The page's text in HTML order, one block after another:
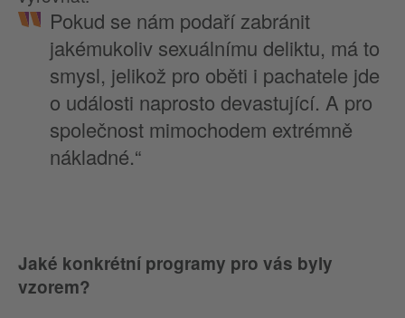
Pokud se nám podaří zabránit
jakémukoliv sexuálnímu deliktu, má to
smysl, jelikož pro oběti i pachatele jde
o události naprosto devastující. A pro
společnost mimochodem extrémně
nákladné.“
Jaké konkrétní programy pro vás byly
vzorem?